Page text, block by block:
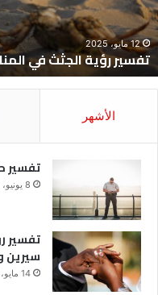
12 مايو، 2025
تفسير رؤية الجثث في
الأشهر
تفسير
8 يونيو، 2025
تفسير
سيرين
14 مايو، 2025